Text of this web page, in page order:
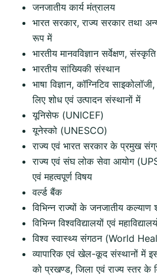
जनजातीय कार्य मंत्रालय
भारत सरकार, राज्य सरकार तथा
रूप में
भारतीय मानवविज्ञान सर्वेक्षण,
भारतीय सांख्यिकी संस्थान
भाषा विज्ञान, कॉग्निटिव
लिए शोध एवं उत्पादन संस्थानों में
यूनिसेफ (UNICEF)
यूनेस्को (UNESCO)
राज्य एवं भारत सरकार के प्रमुख
राज्य एवं संघ लोक सेवा आयोग
एवं महत्वपूर्ण विषय
वर्ल्ड बैंक
विभिन्न राज्यों के जनजातीय कल्याण
विभिन्न विश्वविद्यालयों एवं
विश्व स्वास्थ्य संगठन (World
व्यापारिक एवं खेल-कूद संस्थानों में
को प्रखण्ड, जिला एवं राज्य स्तर के